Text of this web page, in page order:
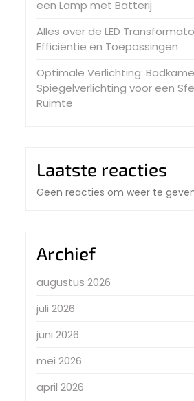
een Lamp met Batterij
Alles over de LED
Efficiëntie en Toepassingen
Optimale Verlichting:
Spiegelverlichting voor een
Ruimte
Laatste reacties
Geen reacties om weer te
Archief
augustus 2026
juli 2026
juni 2026
mei 2026
april 2026